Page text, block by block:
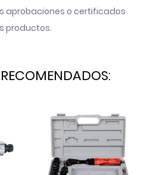
aprobaciones o certificados
productos.